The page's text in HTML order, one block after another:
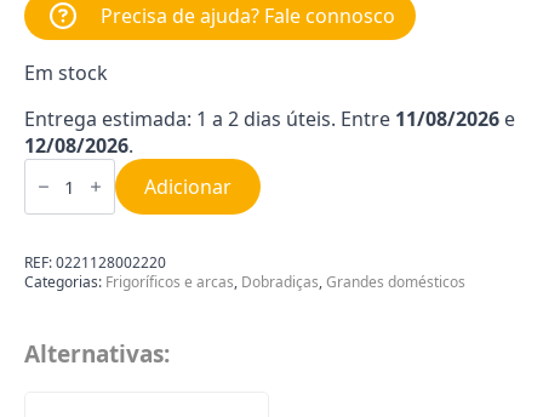
Precisa de ajuda? Fale connosco
Em stock
Entrega estimada: 1 a 2 dias úteis. Entre 11/08/2026 e
12/08/2026.
Quantidade
de
Dobradiças
Compatíveis
Frigorífico
Bosch
|
Adicionar
REF:0221128002220
Categorias: Frigoríficos e arcas, Dobradiças,Grandes domésticos
Alternativas: